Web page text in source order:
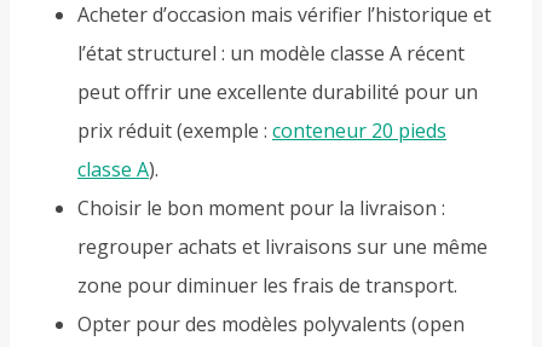
Acheter d’occasion mais vérifier l’historique et
l’état structurel : un modèle classe A récent
peut offrir une excellente durabilité pour un
prix réduit (exemple : conteneur 20 pieds
classe A).
Choisir le bon moment pour la livraison :
regrouper achats et livraisons sur une même
zone pour diminuer les frais de transport.
Opter pour des modèles polyvalents (open